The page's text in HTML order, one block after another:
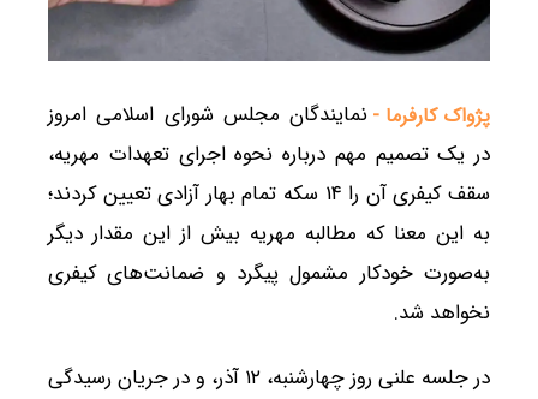
پژواک کارفرما - نمایندگان مجلس شورای اسلامی امروز
در یک تصمیم مهم درباره نحوه اجرای تعهدات مهریه،
سقف کیفری آن را ۱۴ سکه تمام بهار آزادی تعیین کردند؛
به این معنا که مطالبه مهریه بیش از این مقدار دیگر
به‌صورت خودکار مشمول پیگرد و ضمانت‌های کیفری
نخواهد شد.
در جلسه علنی روز چهارشنبه، ۱۲ آذر، و در جریان رسیدگی